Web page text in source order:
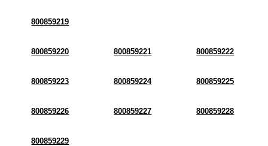
800859219
800859220 800859221 800859222
800859223 800859224 800859225
800859226 800859227 800859228
800859229